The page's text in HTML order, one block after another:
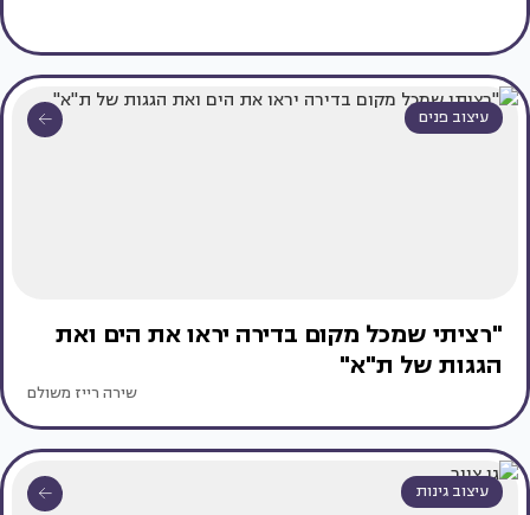
עיצוב פנים
"רציתי שמכל מקום בדירה יראו את הים ואת
הגגות של ת"א"
שירה רייז משולם
עיצוב גינות